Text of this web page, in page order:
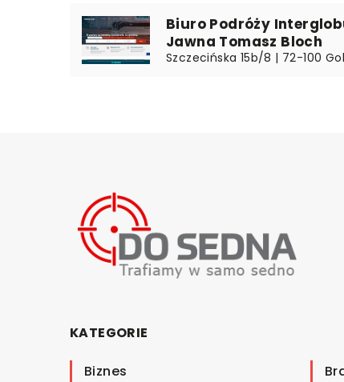
Biuro Podróży
Jawna Tomasz Bloch
Szczecińska 15b/8 | 72-100
KATEGORIE
Biznes